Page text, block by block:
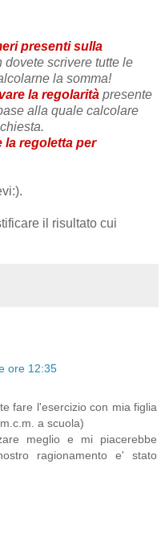
presenti sulla
dovete scrivere tutte le
la somma!
la regolarità presente
alla quale calcolare
la regoletta per
il risultato cui
ore 12:35
fare l'esercizio con mia figlia
a scuola)
meglio e mi piacerebbe
ragionamento e' stato